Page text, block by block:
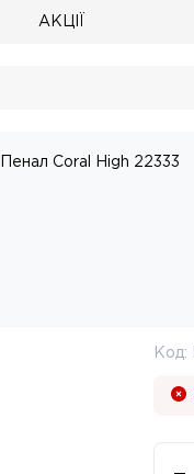
АКЦІЇ
Пенал Coral High 22333
Код: